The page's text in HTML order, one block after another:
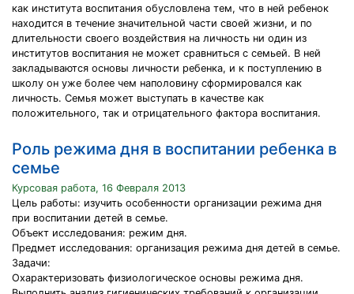
как института воспитания обусловлена тем, что в ней ребенок
находится в течение значительной части своей жизни, и по
длительности своего воздействия на личность ни один из
институтов воспитания не может сравниться с семьей. В ней
закладываются основы личности ребенка, и к поступлению в
школу он уже более чем наполовину сформировался как
личность. Семья может выступать в качестве как
положительного, так и отрицательного фактора воспитания.
Роль режима дня в воспитании ребенка в
семье
Курсовая работа, 16 Февраля 2013
Цель работы: изучить особенности организации режима дня
при воспитании детей в семье.
Объект исследования: режим дня.
Предмет исследования: организация режима дня детей в семье.
Задачи:
Охарактеризовать физиологическое основы режима дня.